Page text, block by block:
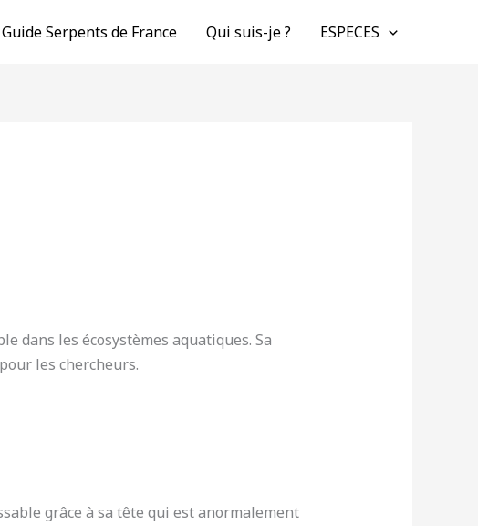
Guide Serpents de France Qui suis-je ? ESPECES
dans les écosystèmes aquatiques. Sa
les chercheurs.
grâce à sa tête qui est anormalement